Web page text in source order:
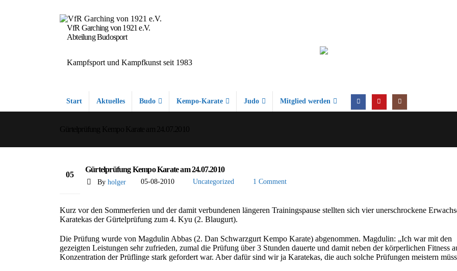
VfR Garching von 1921 e.V.
Abteilung Budosport
Kampfsport und Kampfkunst seit 1983
Start Aktuelles Budo Kempo-Karate Judo Mitglied werden
05
Gürtelprüfung Kempo Karate am 24.07.2010
Byholger 05-08-2010 Uncategorized 1 Comment
Kurz vor den Sommerferien und der damit verbundenen längeren Trainingspause stellten sich vier unerschrockene
Karatekas der Gürtelprüfung zum 4. Kyu (2. Blaugurt).
Die Prüfung wurde von Magdulin Abbas (2. Dan Schwarzgurt Kempo Karate) abgenommen. Magdulin: „Ich war mit den
gezeigten Leistungen sehr zufrieden, zumal die Prüfung über 3 Stunden dauerte und damit neben der körperlichen Fitness
Konzentration der Prüflinge stark gefordert war. Aber dafür sind wir ja Karatekas, die auch solche Prüfungen meistern